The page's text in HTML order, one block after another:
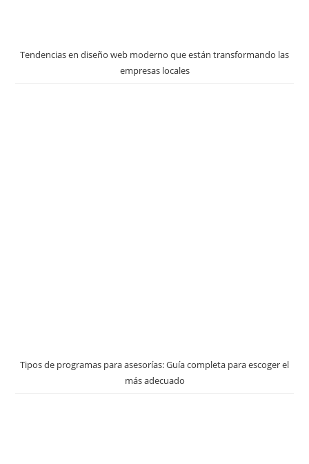
Tendencias en diseño web moderno que están transformando las
empresas locales
Tipos de programas para asesorías: Guía completa para escoger el
más adecuado